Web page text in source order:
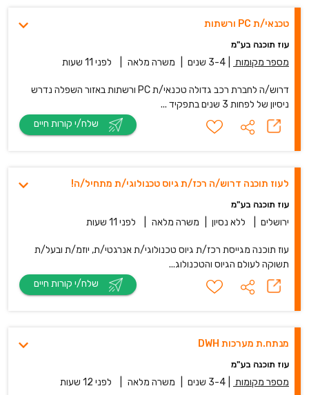
טכנאי/ת PC ורשתות
עוז תוכנה בע"מ
מספר מקומות 3-4 שנים משרה מלאה לפני 11 שעות
דרוש/ה לחברת רכב גדולה טכנאי/ת PC ורשתות באזור השפלה נדרש
ניסיון של לפחות 3 שנים בתפקיד ...
לעוז תוכנה דרוש/ה רכז/ת גיוס טכנולוגי/ת מתחיל/ה!
עוז תוכנה בע"מ
ירושלים ללא נסיון משרה מלאה לפני 11 שעות
עוז תוכנה מגייסת רכז/ת גיוס טכנולוגי/ת אנרגטי/ת, יוזמ/ת ובעל/ת
תשוקה לעולם הגיוס והטכנולוג...
מנתח.ת מערכות DWH
עוז תוכנה בע"מ
מספר מקומות 3-4 שנים משרה מלאה לפני 12 שעות